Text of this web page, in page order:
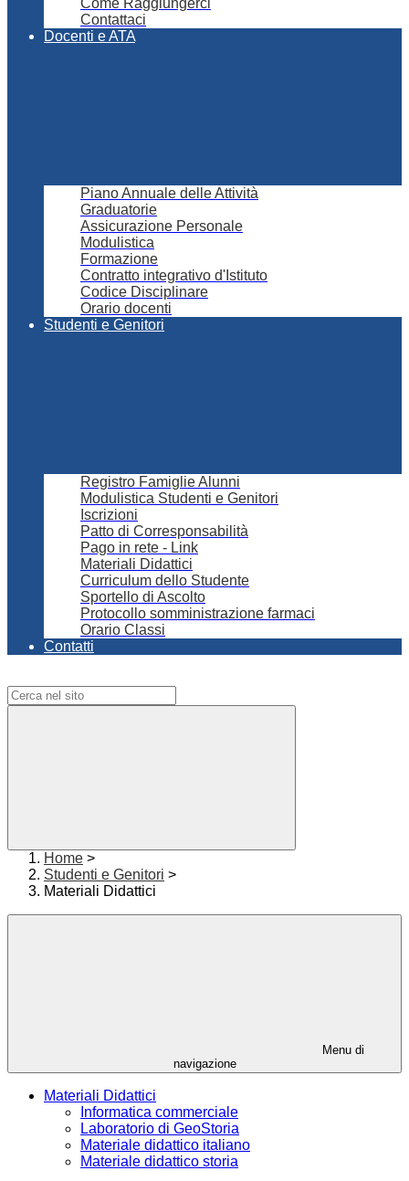
Come Raggiungerci
Contattaci
Docenti e ATA
Piano Annuale delle Attività
Graduatorie
Assicurazione Personale
Modulistica
Formazione
Contratto integrativo d'Istituto
Codice Disciplinare
Orario docenti
Studenti e Genitori
Registro Famiglie Alunni
Modulistica Studenti e Genitori
Iscrizioni
Patto di Corresponsabilità
Pago in rete - Link
Materiali Didattici
Curriculum dello Studente
Sportello di Ascolto
Protocollo somministrazione farmaci
Orario Classi
Contatti
Home >
Studenti e Genitori >
Materiali Didattici
Menu di
navigazione
Materiali Didattici
Informatica commerciale
Laboratorio di GeoStoria
Materiale didattico italiano
Materiale didattico storia